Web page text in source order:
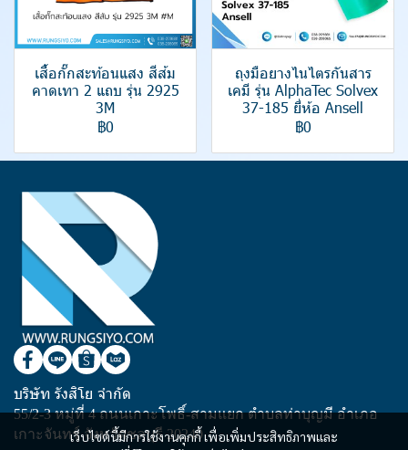
เสื้อกั๊กสะท้อนแสง สีส้ม
คาดเทา 2 แถบ รุ่น 2925
3M
฿0
ถุงมือยางไนไตรกันสาร
เคมี รุ่น AlphaTec Solvex
37-185 ยี่ห้อ Ansell
฿0
เว็บไซต์นี้มีการใช้งานคุกกี้ เพื่อเพิ่มประสิทธิภาพและ
บริษัท รังสิโย จำกัด
55/2-3 หมู่ที่ 4 ถนนเกาะโพธิ์-สามแยก ตำบลท่าบุญมี อำเภอ
เกาะจันทร์ จังหวัดชลบุรี 20240